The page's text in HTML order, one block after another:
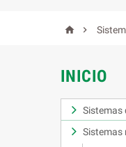
 
INICIO
Sistemas
Sistemas